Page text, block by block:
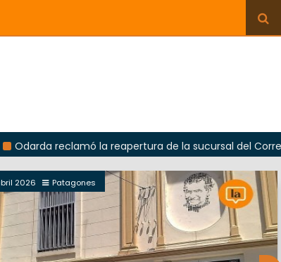
reclamó la reapertura de la sucursal del Correo
2026 Patagones